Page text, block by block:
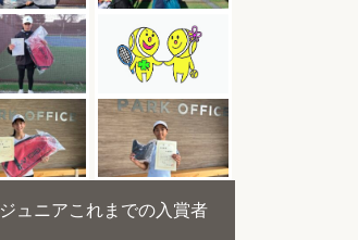
ジュニアこれまでの入賞者